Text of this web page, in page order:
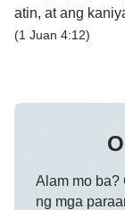
atin, at ang
(1 Juan 4:12)
Alam mo ba?
ng mga